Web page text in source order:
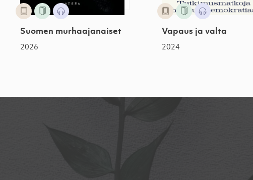
Suomen murhaajanaiset
2026
Vapaus ja valta
2024